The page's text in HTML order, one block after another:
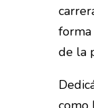
forma
de la